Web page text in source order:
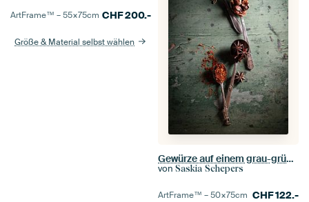
ArtFrame™ –55×75cm CHF200.-
Größe & Material selbst wählen
Gewürze auf einem grau-grünen Küchentisch
von Saskia Schepers
ArtFrame™ –50×75cm CHF122.-